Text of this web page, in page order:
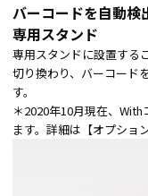
バーコードを自動検
専用スタンド
専用スタンドに設置する
切り換わり、バーコード
す。
＊2020年10月現在、
ます。詳細は【オプショ